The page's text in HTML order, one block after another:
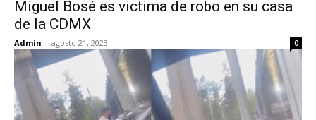
Miguel Bosé es victima de robo en su casa
de la CDMX
Admin - agosto 21, 2023 0